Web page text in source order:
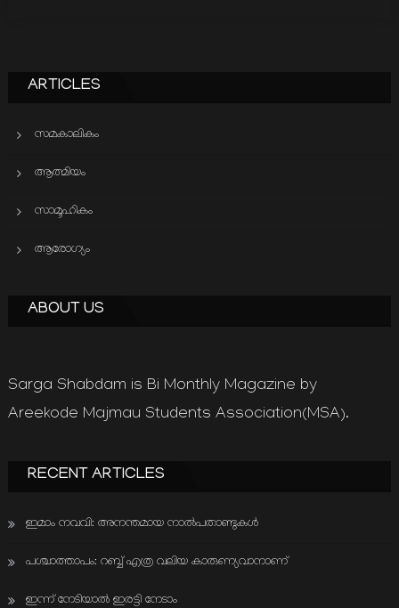
ARTICLES
സമകാലികം
ആത്മിയം
സാമൂഹികം
ആരോഗ്യം
ABOUT US
Sarga Shabdam is Bi Monthly Magazine by
Areekode Majmau Students Association(MSA).
RECENT ARTICLES
ഇമാം നവവി: അനന്തമായ നാൽപതാണ്ടുകൾ
പശ്ചാത്താപം: റബ്ബ് എത്ര വലിയ കാരുണ്യവാനാണ്
ഇന്ന് നേടിയാൽ ഇരട്ടി നേടാം